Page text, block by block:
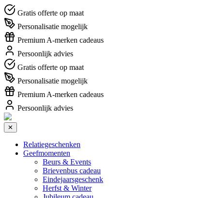
Gratis offerte op maat
Personalisatie mogelijk
Premium A-merken cadeaus
Persoonlijk advies
Gratis offerte op maat
Personalisatie mogelijk
Premium A-merken cadeaus
Persoonlijk advies
✕
Relatiegeschenken
Geefmomenten
Beurs & Events
Brievenbus cadeau
Eindejaarsgeschenk
Herfst & Winter